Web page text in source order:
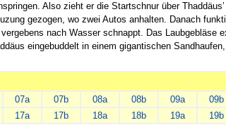
Also zieht er die Startschnur über
gezogen, wo zwei Autos anhalten. Danach
nach Wasser schnappt. Das Laubgebläse
eingebuddelt in einem gigantischen
07a 07b 08a 08b 09a 09b
17a 17b 18a 18b 19a 19b